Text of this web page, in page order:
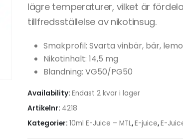
lägre temperaturer, vilket är
tillfredsställelse av nikotinsug.
Smakprofil: Svarta vinbär, bär,
Nikotinhalt: 14,5 mg
Blandning: VG50/PG50
Availability: Endast 2 kvar i lager
Artikelnr: 4218
Kategorier: 10ml E-Juice – MTL,E-juice,E-